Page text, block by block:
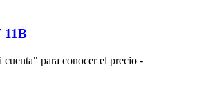
11B
cuenta" para conocer el precio -